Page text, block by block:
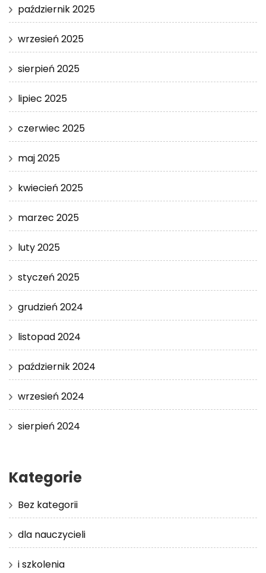
październik 2025
wrzesień 2025
sierpień 2025
lipiec 2025
czerwiec 2025
maj 2025
kwiecień 2025
marzec 2025
luty 2025
styczeń 2025
grudzień 2024
listopad 2024
październik 2024
wrzesień 2024
sierpień 2024
Kategorie
Bez kategorii
dla nauczycieli
i szkolenia